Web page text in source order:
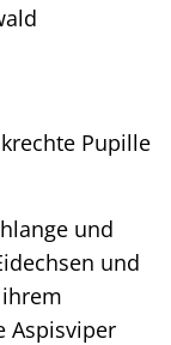
Pupille
und
und
Aspisviper